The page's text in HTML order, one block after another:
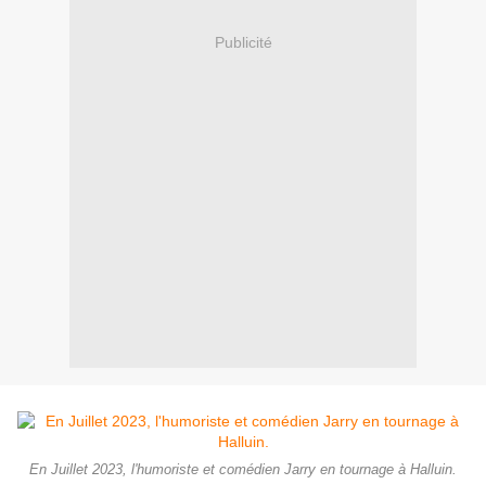
Publicité
En Juillet 2023, l'humoriste et comédien Jarry en tournage à Halluin.